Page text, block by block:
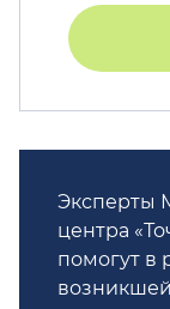
Эксперты
центра
помогут в